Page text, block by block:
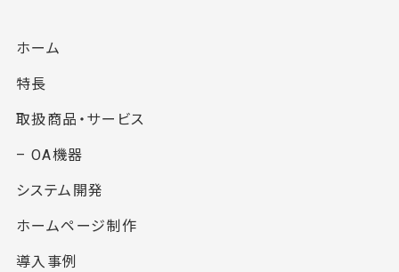
ホーム
特長
取扱商品・サービス
– OA機器
システム開発
ホームページ制作
導入事例